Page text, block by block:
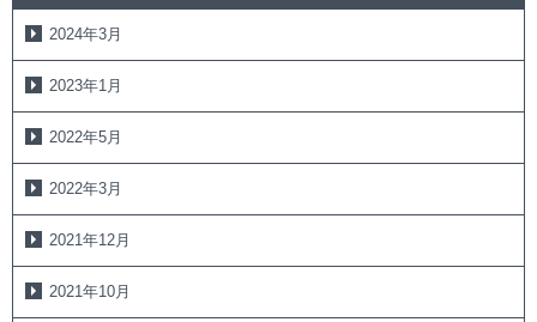
2024年3月
2023年1月
2022年5月
2022年3月
2021年12月
2021年10月